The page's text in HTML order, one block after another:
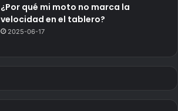
¿Por qué mi moto no marca la
velocidad en el tablero?
2025-06-17